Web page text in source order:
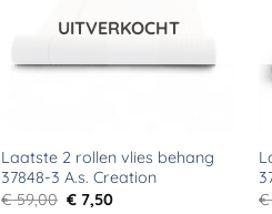
UITVERKOCHT
Laatste 2 rollen vlies behang
37848-3 A.s. Creation
€59,00 Oorspronkelijke
€ 7,50Huidige
€